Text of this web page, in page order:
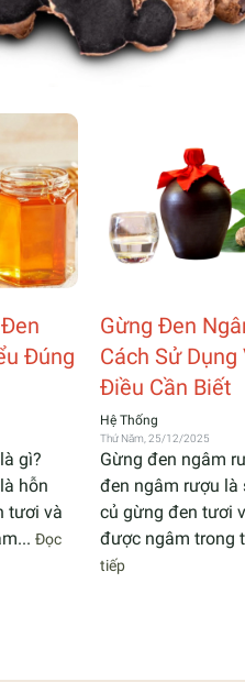
Đúng
gì?
hỗn
tươi và
Đọc
Gừng Đen
Cách Sử
Điều Cần Biết
Hệ Thống
Thứ Năm, 25/12/2025
Gừng đen ngâm
đen ngâm rượu là
củ gừng đen tươi
được ngâm trong
tiếp